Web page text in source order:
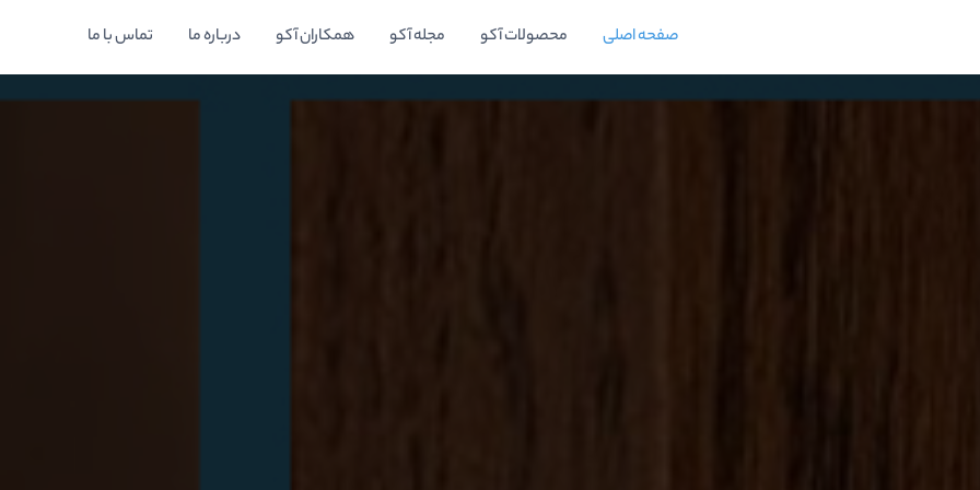
صفحه اصلی محصولات آکو مجله آکو همکاران آکو درباره ما تماس با ما